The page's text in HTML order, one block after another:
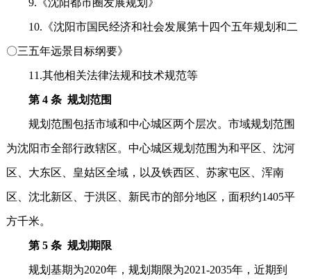
9.《沈阳都市圈发展规划》
10.《沈阳市国民经济和社会发展第十四个五年规划和二
〇三五年远景目标纲要》
11.其他相关法律法规和技术规范等
第 4 条 规划范围
规划范围包括市域和中心城区两个层次。市域规划范围
为沈阳市全部行政辖区。中心城区规划范围为和平区、沈河
区、大东区、皇姑区全域，以及铁西区、苏家屯区、浑南
区、沈北新区、于洪区、新民市的部分地区，面积约1405平
方千米。
第 5 条 规划期限
规划基期为2020年，规划期限为2021-2035年，近期到